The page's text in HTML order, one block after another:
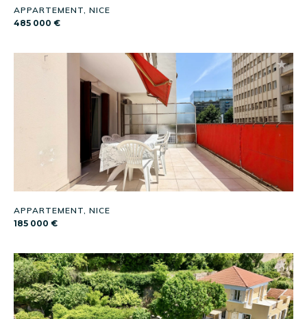
APPARTEMENT, NICE
485 000 €
APPARTEMENT, NICE
185 000 €